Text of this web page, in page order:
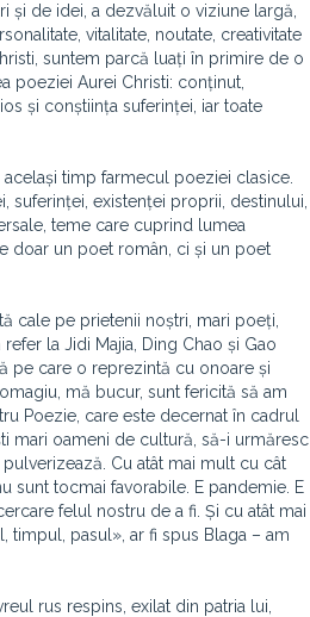
și de idei, a dezvăluit o viziune largă,
vitalitate, noutate, creativitate
suntem parcă luați în primire de o
poeziei Aurei Christi: conținut,
și conștiința suferinței, iar toate
timp farmecul poeziei clasice.
existenței proprii, destinului,
teme care cuprind lumea
doar un poet român, ci și un poet
cale pe prietenii noștri, mari poeți,
la Jidi Majia, Ding Chao și Gao
pe care o reprezintă cu onoare și
mă bucur, sunt fericită să am
Poezie, care este decernat în cadrul
mari oameni de cultură, să-i urmăresc
Cu atât mai mult cu cât
sunt tocmai favorabile. E pandemie. E
felul nostru de a fi. Și cu atât mai
pasul», ar fi spus Blaga – am
rus respins, exilat din patria lui,